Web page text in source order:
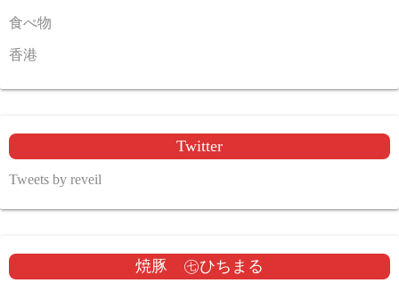
食べ物
香港
Twitter
Tweets by reveil
焼豚 ㊆ひちまる